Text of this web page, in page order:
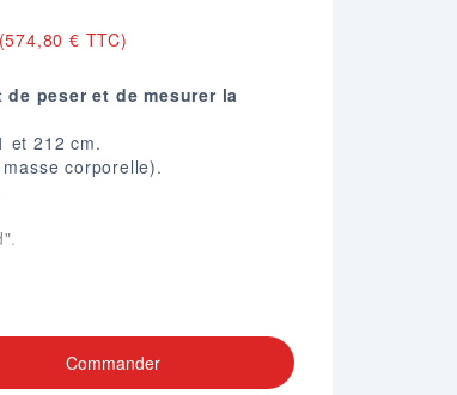
(574,80 € TTC)
peser et de mesurer la
et 212 cm.
corporelle).
Commander